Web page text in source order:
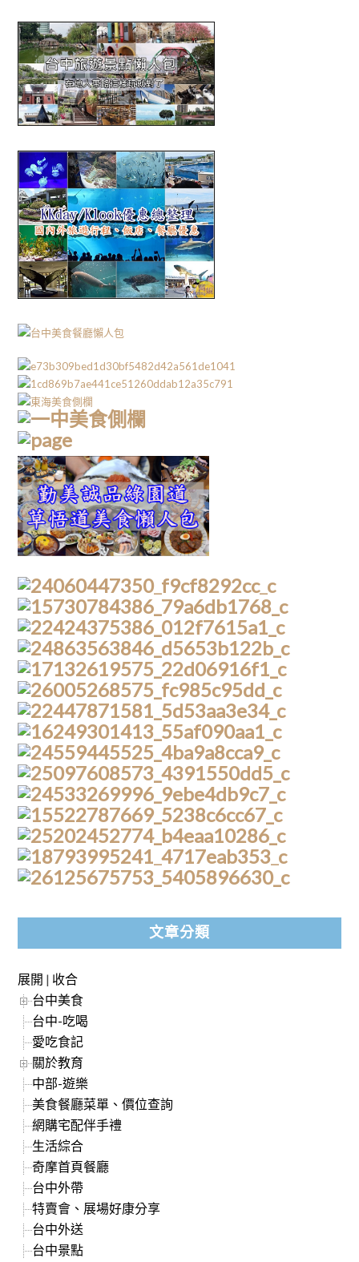
文章分類
展開 | 收合
台中美食
台中-吃喝
愛吃食記
關於教育
中部-遊樂
美食餐廳菜單、價位查詢
網購宅配伴手禮
生活綜合
奇摩首頁餐廳
台中外帶
特賣會、展場好康分享
台中外送
台中景點